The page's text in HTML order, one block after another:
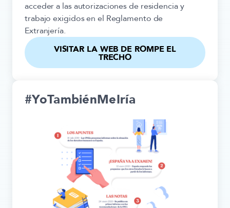
acceder a las autorizaciones de residencia y
trabajo exigidos en el Reglamento de
Extranjería.
VISITAR LA WEB DE ROMPE EL
TRECHO
#YoTambiénMeIría